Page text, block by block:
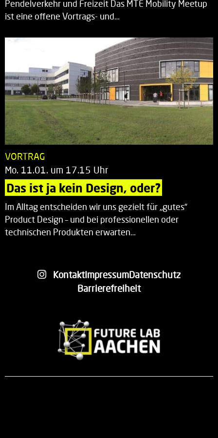
Pendelverkehr und Freizeit Das MTE Mobility Meetup
ist eine offene Vortrags- und…
VORTRAG
Mo. 11.01. um 17.15 Uhr
Das ist ja kein Design, oder?
Im Alltag entscheiden wir uns gezielt für „gutes“
Product Design – und bei professionellen oder
technischen Produkten erwarten…
KontaktImpressumDatenschutz
Barrierefreiheit